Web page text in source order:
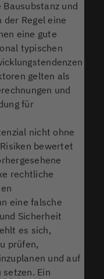
und
Regel eine
eine gute
typischen
gelten als
und
für
nicht ohne
bewertet
rechtliche
eine falsche
Sicherheit
es sich,
prüfen,
und auf
Ein